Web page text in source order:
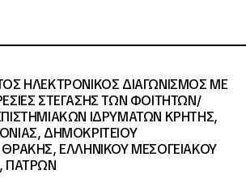
ΗΛΕΚΤΡΟΝΙΚΟΣ ΔΙΑΓΩΝΙΣΜΟΣ ΜΕ
ΣΤΕΓΑΣΗΣ ΤΩΝ ΦΟΙΤΗΤΩΝ/
ΙΔΡΥΜΑΤΩΝ KΡΗΤΗΣ,
ΔΗΜΟΚΡΙΤΕΙΟΥ
ΕΛΛΗΝΙΚΟΥ ΜΕΣΟΓΕΙΑΚΟΥ
ΠΑΤΡΩΝ